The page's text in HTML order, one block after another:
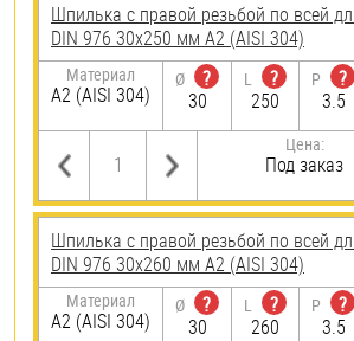
Шпилька с правой резьбой по всей
DIN 976 30х250 мм А2 (AISI 304)
Материал
А2 (AISI 304)
Ø
?
30
L
?
250
P
?
3.5
Цена:
Под заказ
Шпилька с правой резьбой по всей
DIN 976 30х260 мм А2 (AISI 304)
Материал
А2 (AISI 304)
Ø
?
30
L
?
260
P
?
3.5